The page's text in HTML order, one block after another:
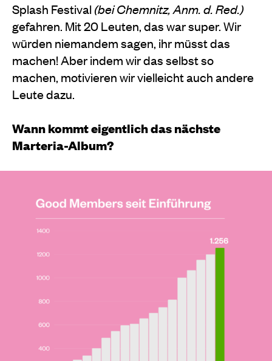
Splash Festival (bei Chemnitz, Anm. d. Red.)
gefahren. Mit 20 Leuten, das war super. Wir
würden niemandem sagen, ihr müsst das
machen! Aber indem wir das selbst so
machen, motivieren wir vielleicht auch andere
Leute dazu.
Wann kommt eigentlich das nächste
Marteria-Album?